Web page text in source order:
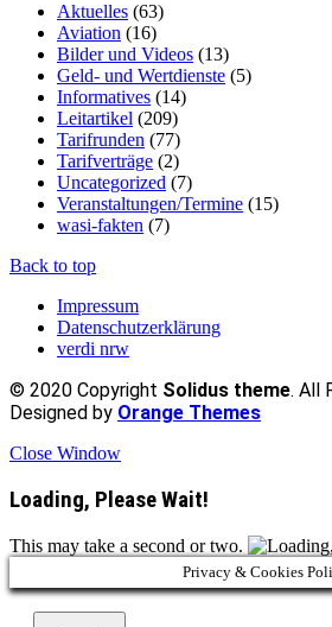
Aktuelles (63)
Aviation (16)
Bilder und Videos (13)
Geld- und Wertdienste (5)
Informatives (14)
Leitartikel (209)
Tarifrunden (77)
Tarifverträge (2)
Uncategorized (7)
Veranstaltungen/Termine (15)
wasi-fakten (7)
Back to top
Impressum
Datenschutzerklärung
verdi nrw
© 2020 Copyright Solidus theme. All
Designed by Orange Themes
Close Window
Loading, Please Wait!
This may take a second or two.
Privacy & Cookies